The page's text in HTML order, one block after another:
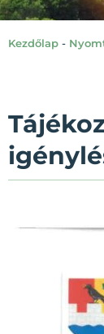
Kezdőlap -